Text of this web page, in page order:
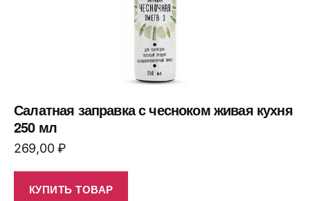
Салатная заправка с чесноком живая кухня
250 мл
269,00₽
КУПИТЬ ТОВАР